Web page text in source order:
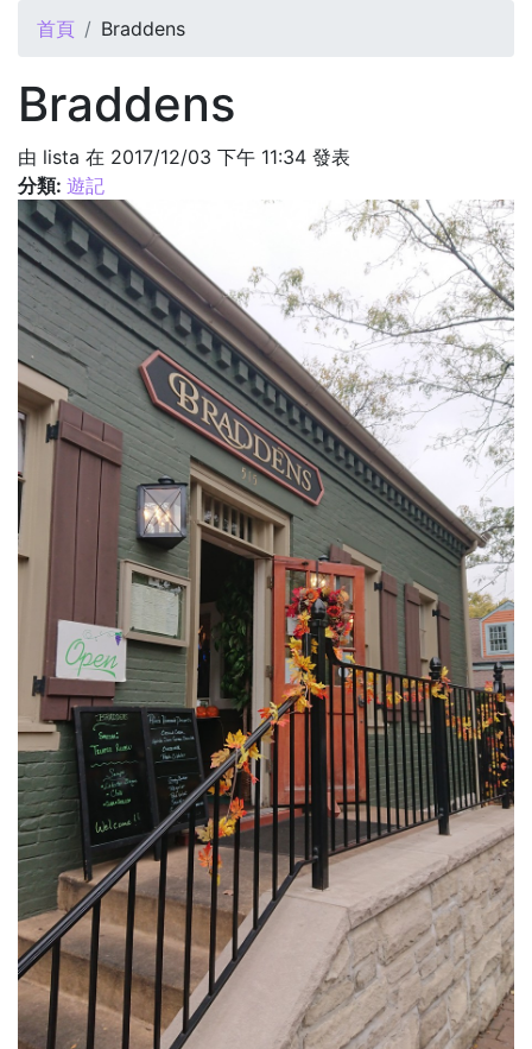
您在這裡
首頁 Braddens
Braddens
由 lista 在 2017/12/03 下午 11:34 發表
分類: 遊記